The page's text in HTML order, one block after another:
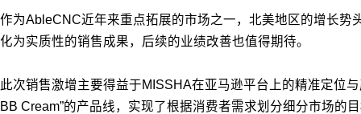
作为AbleCNC近年来重点拓展的市场之一，北美地区的增长
化为实质性的销售成果，后续的业绩改善也值得期待。
此次销售激增主要得益于MISSHA在亚马逊平台上的精准定位
BB Cream”的产品线，实现了根据消费者需求划分细分市场